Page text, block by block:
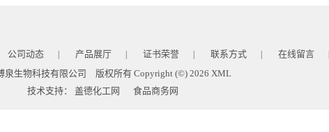
公司动态 产品展厅 证书荣誉 联系方式 在线留言
泉生物科技有限公司 版权所有 Copyright (©) 2026 XML
技术支持： 盖德化工网 食品商务网